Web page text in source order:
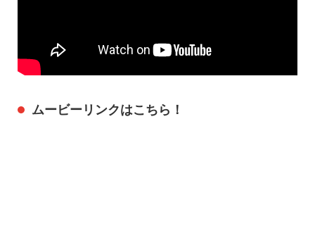
ムービーリンクはこちら！